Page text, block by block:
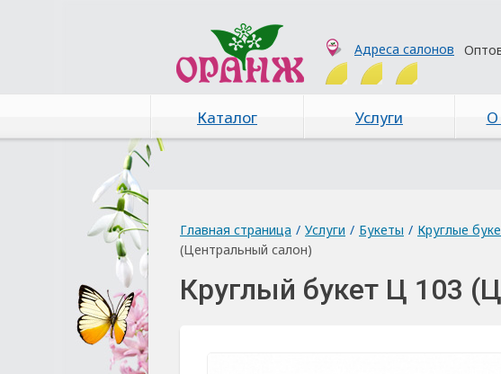
Адреса салонов
Каталог Услуги О
Главная страница / Услуги / Букеты / Круглые
(Центральный салон)
Круглый букет Ц 103